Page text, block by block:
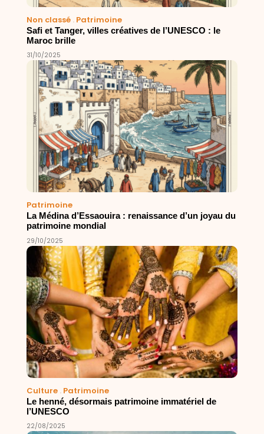
Non classé. Patrimoine
Safi et Tanger, villes créatives de l’UNESCO : le
Maroc brille
31/10/2025
Patrimoine
La Médina d’Essaouira : renaissance d’un joyau du
patrimoine mondial
29/10/2025
Culture. Patrimoine
Le henné, désormais patrimoine immatériel de
l’UNESCO
22/08/2025